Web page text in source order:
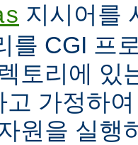
지시어를
를 CGI 프
토리에 있
고 가정하
원을 실행